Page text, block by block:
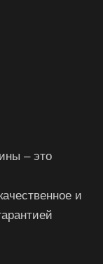
– это
и